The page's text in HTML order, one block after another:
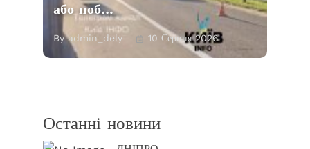
або поб…
By admin_dely 10 Серпня 2026
Останні новини